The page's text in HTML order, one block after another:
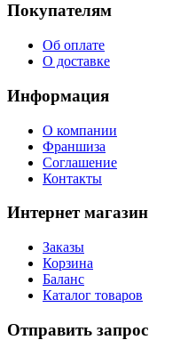
Покупателям
Об оплате
О доставке
Информация
О компании
Франшиза
Соглашение
Контакты
Интернет магазин
Заказы
Корзина
Баланс
Каталог товаров
Отправить запрос